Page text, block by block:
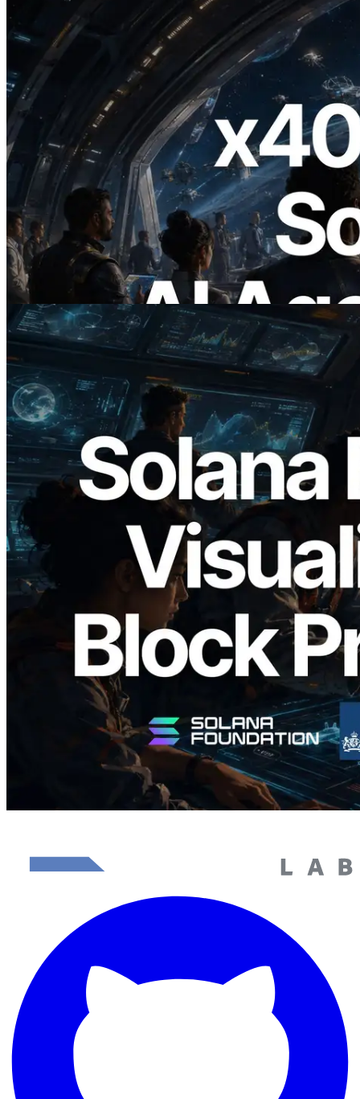
2026.07.04
ERPC lança Solana RPC com suporte a
x402 — A era em que agentes de IA
pagam sob demanda pelas APIs de que
precisam
Ler este artigo
2026.05.24
Validators Solutions lança Solana Block
Analyzer — Visualizando o tempo de
produção de bloco por slot e o validador
responsável